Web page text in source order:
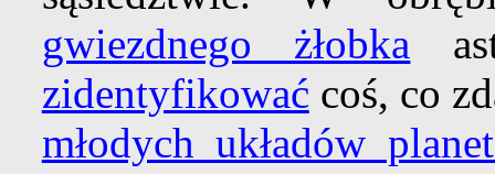
gwiezdnego żłobka
zidentyfikować coś, co
młodych układów